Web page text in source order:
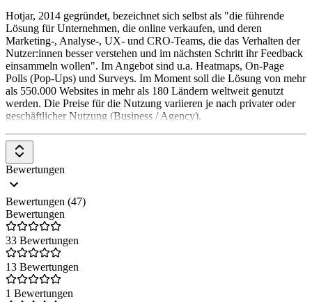
Hotjar, 2014 gegründet, bezeichnet sich selbst als "die führende
Lösung für Unternehmen, die online verkaufen, und deren
Marketing-, Analyse-, UX- und CRO-Teams, die das Verhalten der
Nutzer:innen besser verstehen und im nächsten Schritt ihr Feedback
einsammeln wollen". Im Angebot sind u.a. Heatmaps, On-Page
Polls (Pop-Ups) und Surveys. Im Moment soll die Lösung von mehr
als 550.000 Websites in mehr als 180 Ländern weltweit genutzt
werden. Die Preise für die Nutzung variieren je nach privater oder
geschäftlicher Nutzung (Business / Agency).
Bewertungen
Bewertungen (47)
Bewertungen
33 Bewertungen
13 Bewertungen
1 Bewertungen